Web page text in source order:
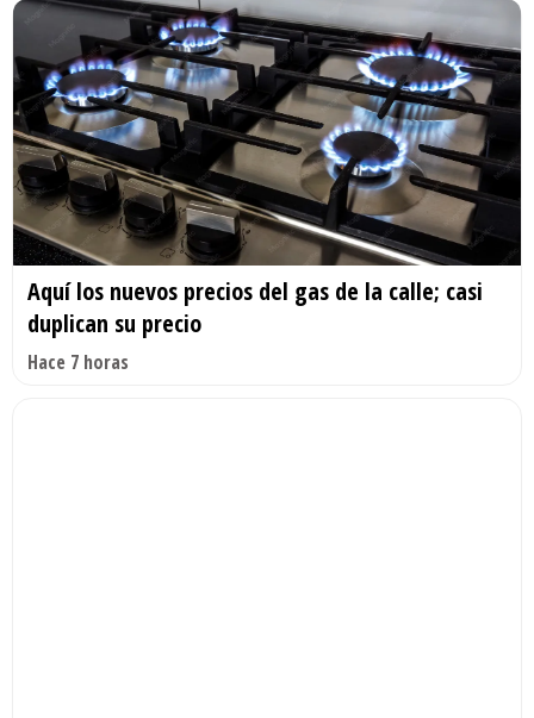
Aquí los nuevos precios del gas de la calle; casi
duplican su precio
Hace 7 horas